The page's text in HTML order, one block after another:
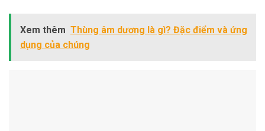
Xem thêm Thùng âm dương là gì? Đặc điểm và ứng
dụng của chúng